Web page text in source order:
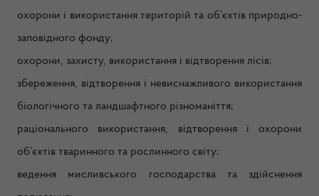
охорони і використання територій та об’єктів природно-
заповідного фонду;
охорони, захисту, використання і відтворення лісів;
збереження, відтворення і невиснажливого використання
біологічного та ландшафтного різноманіття;
раціонального використання, відтворення і охорони
об’єктів тваринного та рослинного світу;
ведення мисливського господарства та здійснення